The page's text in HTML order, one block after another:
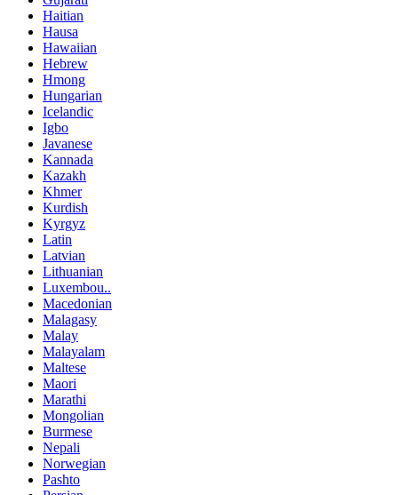
Haitian
Hausa
Hawaiian
Hebrew
Hmong
Hungarian
Icelandic
Igbo
Javanese
Kannada
Kazakh
Khmer
Kurdish
Kyrgyz
Latin
Latvian
Lithuanian
Luxembou..
Macedonian
Malagasy
Malay
Malayalam
Maltese
Maori
Marathi
Mongolian
Burmese
Nepali
Norwegian
Pashto